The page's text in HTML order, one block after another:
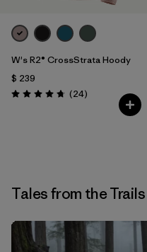
W's R2® CrossStrata Hoody
$ 239
Valoración: 4.8 / 5
(24Comentarios
)
Tales from the Trails